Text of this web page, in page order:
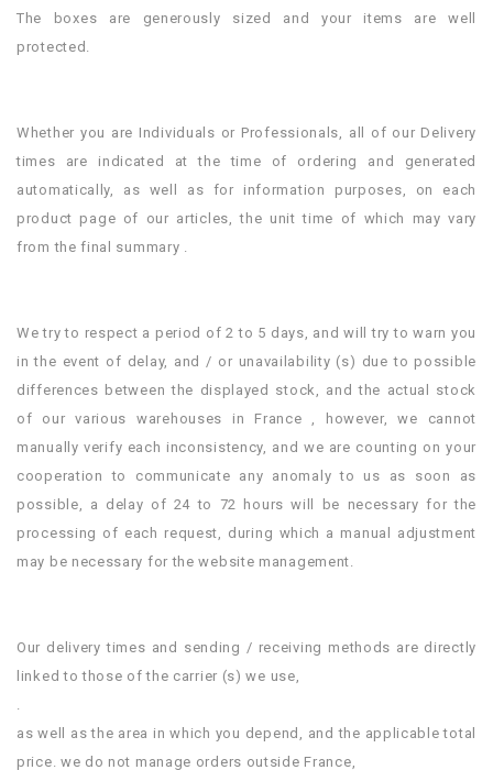
The boxes are generously sized and your items are well
protected.
Whether you are Individuals or Professionals, all of our Delivery
times are indicated at the time of ordering and generated
automatically, as well as for information purposes, on each
product page of our articles, the unit time of which may vary
from the final summary .
We try to respect a period of 2 to 5 days, and will try to warn you
in the event of delay, and / or unavailability (s) due to possible
differences between the displayed stock, and the actual stock
of our various warehouses in France , however, we cannot
manually verify each inconsistency, and we are counting on your
cooperation to communicate any anomaly to us as soon as
possible, a delay of 24 to 72 hours will be necessary for the
processing of each request, during which a manual adjustment
may be necessary for the website management.
Our delivery times and sending / receiving methods are directly
linked to those of the carrier (s) we use,
.
as well as the area in which you depend, and the applicable total
price. we do not manage orders outside France,